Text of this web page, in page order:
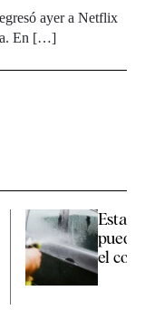
ayer a Netflix
En […]
Esta
el